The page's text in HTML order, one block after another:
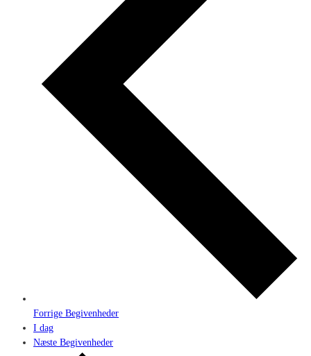
Forrige Begivenheder
I dag
Næste Begivenheder